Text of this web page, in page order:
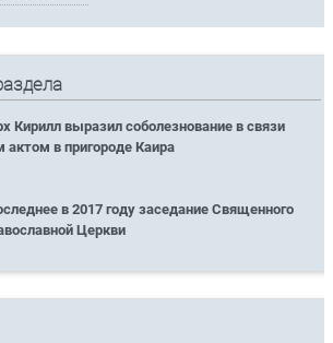
Кирилл выразил соболезнование в связи
актом в пригороде Каира
в 2017 году заседание Священного
Церкви